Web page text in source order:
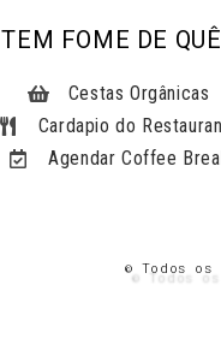
TEM FOME DE
Cestas Orgânicas
Cardapio do
Agendar Coffee
© Todos